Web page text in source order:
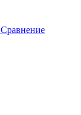
Сравнение